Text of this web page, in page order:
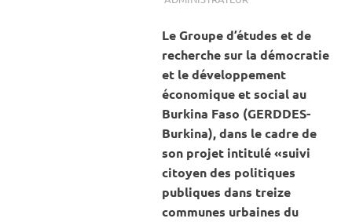
ENVIRONNEMENT
Le Groupe d’études et de
recherche sur la démocratie
et le développement
économique et social au
Burkina Faso (GERDDES-
Burkina), dans le cadre de
son projet intitulé «suivi
citoyen des politiques
publiques dans treize
communes urbaines du